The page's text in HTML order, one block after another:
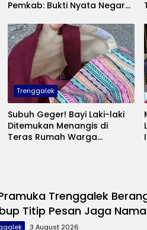
Pemkab: Bukti Nyata Negara
Mampu
Trenggalek
Subuh Geger! Bayi Laki-laki
Ditemukan Menangis di
Teras Rumah Warga
Trenggalek
Titip Pesan Jaga
3 August 2026